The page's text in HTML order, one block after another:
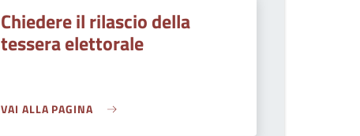
Chiedere il rilascio della
tessera elettorale
VAI ALLA PAGINA